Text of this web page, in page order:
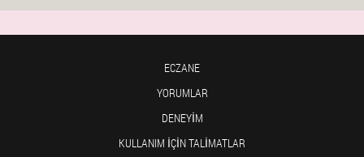
ECZANE
YORUMLAR
DENEYIM
KULLANIM IÇIN TALIMATLAR